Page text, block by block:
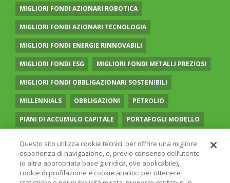
MIGLIORI FONDI AZIONARI ROBOTICA
MIGLIORI FONDI AZIONARI TECNOLOGIA
MIGLIORI FONDI ENERGIE RINNOVABILI
MIGLIORI FONDI ESG MIGLIORI FONDI METALLI PREZIOSI
MIGLIORI FONDI OBBLIGAZIONARI SOSTENIBILI
MILLENNIALS OBBLIGAZIONI PETROLIO
PIANI DI ACCUMULO CAPITALE PORTAFOGLI MODELLO
RISPARMIO GESTITO SOCIAL MEDIA STILE VALUE
TASSI UGUAGLIANZA DI GENERE VOLATILITÀ
Questo sito utilizza cookie tecnici, per offrire una migliore
esperienza di navigazione, e, previo consenso dell’utente
(o altra appropriata base giuridica, ove applicabile),
cookie di profilazione e cookie analitici per ottenere